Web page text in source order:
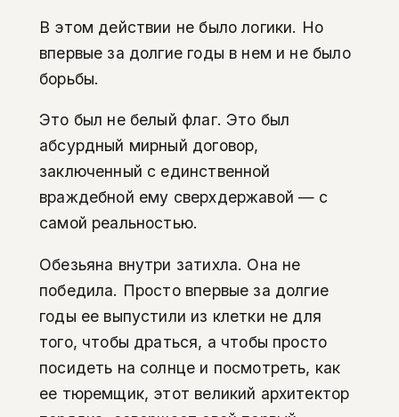
В этом действии не было логики. Но
впервые за долгие годы в нем и не было
борьбы.
Это был не белый флаг. Это был
абсурдный мирный договор,
заключенный с единственной
враждебной ему сверхдержавой — с
самой реальностью.
Обезьяна внутри затихла. Она не
победила. Просто впервые за долгие
годы ее выпустили из клетки не для
того, чтобы драться, а чтобы просто
посидеть на солнце и посмотреть, как
ее тюремщик, этот великий архитектор